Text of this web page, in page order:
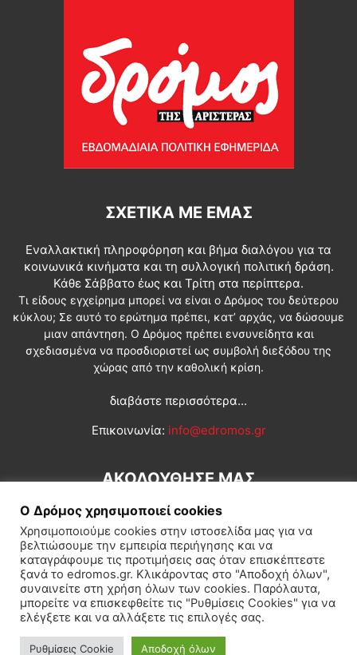
ΣΧΕΤΙΚΆ ΜΕ ΕΜΆΣ
Εναλλακτική πληροφόρηση και βήμα διαλόγου για τα
κοινωνικά κινήματα και τη συλλογική πολιτική δράση.
Κάθε Σάββατο έως και Τρίτη στα περίπτερα.
Τι είδους εγχείρημα μπορεί να είναι ο Δρόμος του δεύτερου
κύκλου; Σε αυτό το ερώτημα πρέπει, κατ’ αρχάς, να δώσουμε
μιαν απάντηση. Ο Δρόμος πρέπει ενσυνείδητα και
σχεδιασμένα να προσδιοριστεί ως συμβολή διεξόδου της
χώρας από την καθολική κρίση.
διαβάστε περισσότερα...
Επικοινωνία: info@edromos.gr
ΑΚΟΛΟΥΘΗΣΕ ΜΑΣ
Εγγραφή συνδρομητή Πολιτική Διεθνή Κοινωνία
Πολιτισμός Αφιερώματα
Ο Δρόμος χρησιμοποιεί cookies
Χρησιμοποιούμε cookies στην ιστοσελίδα μας για να
βελτιώσουμε την εμπειρία περιήγησης και να
καταγράφουμε τις προτιμήσεις σας όταν επισκέπτεστε
ξανά το edromos.gr. Κλικάροντας στο "Αποδοχή όλων",
συναινείτε στη χρήση όλων των cookies. Παρόλαυτα,
μπορείτε να επισκεφθείτε τις "Ρυθμίσεις Cookies" για να
ελέγξετε και να αλλάξετε τις επιλογές σας.
Ρυθμίσεις Cookie Αποδοχή όλων